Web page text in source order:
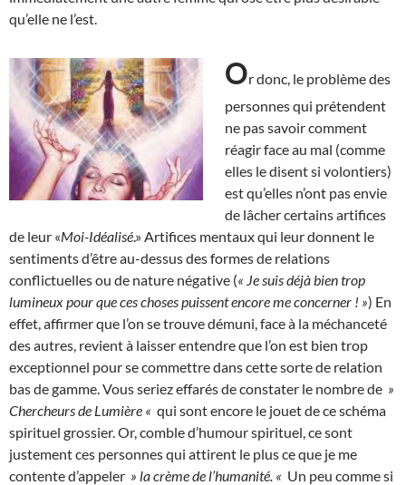
qu’elle ne l’est.
Or donc, le problème des
personnes qui prétendent
ne pas savoir comment
réagir face au mal (comme
elles le disent si volontiers)
est qu’elles n’ont pas envie
de lâcher certains artifices
de leur «Moi-Idéalisé.» Artifices mentaux qui leur donnent le
sentiments d’être au-dessus des formes de relations
conflictuelles ou de nature négative (« Je suis déjà bien trop
lumineux pour que ces choses puissent encore me concerner ! ») En
effet, affirmer que l’on se trouve démuni, face à la méchanceté
des autres, revient à laisser entendre que l’on est bien trop
exceptionnel pour se commettre dans cette sorte de relation
bas de gamme. Vous seriez effarés de constater le nombre de »
Chercheurs de Lumière « qui sont encore le jouet de ce schéma
spirituel grossier. Or, comble d’humour spirituel, ce sont
justement ces personnes qui attirent le plus ce que je me
contente d’appeler » la crème de l’humanité. « Un peu comme si